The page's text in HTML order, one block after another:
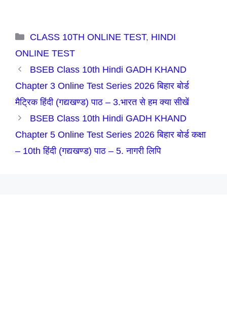
Categories
CLASS 10TH ONLINE TEST, HINDI
ONLINE TEST
BSEB Class 10th Hindi GADH KHAND
Chapter 3 Online Test Series 2026 बिहार बोर्ड
मैट्रिक हिंदी (गद्यखण्ड) पाठ – 3.भारत से हम क्या सीखें
BSEB Class 10th Hindi GADH KHAND
Chapter 5 Online Test Series 2026 बिहार बोर्ड कक्षा
– 10th हिंदी (गद्यखण्ड) पाठ – 5. नागरी लिपि